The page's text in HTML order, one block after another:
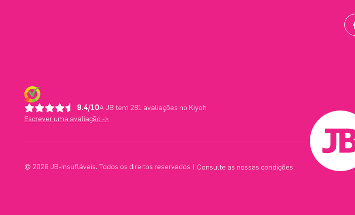
9.4/10A JB tem 281 avaliações no Kiyoh
Escrever uma avaliação ->
© 2026 JB-Insufláveis. Todos os direitos reservados | Consulte as nossas condições